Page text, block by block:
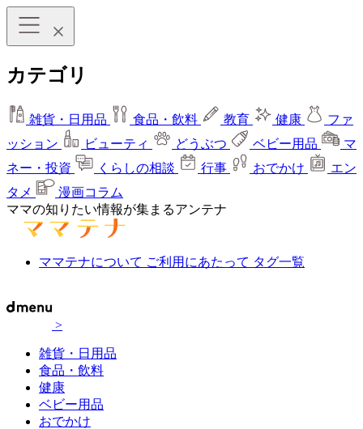
カテゴリ
雑貨・日用品 食品・飲料 教育 健康
ファ
ッション
ビューティ どうぶつ ベビー用品
マ
ネー・投資
くらしの相談 行事 おでかけ
エン
タメ
漫画コラム
ママの知りたい情報が集まるアンテナ
ママテナについて ご利用にあたって タグ一覧
>
雑貨・日用品
食品・飲料
健康
ベビー用品
おでかけ